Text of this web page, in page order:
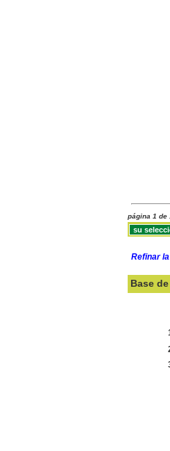
página 1 de
Refinar
Base